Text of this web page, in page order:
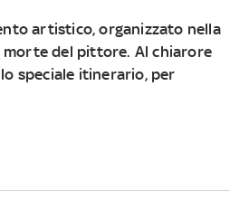
artistico, organizzato nella
del pittore. Al chiarore
speciale itinerario, per